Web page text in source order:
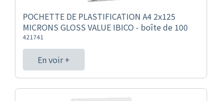
POCHETTE DE PLASTIFICATION A4 2x125
MICRONS GLOSS VALUE IBICO - boîte de 100
421741
En voir +